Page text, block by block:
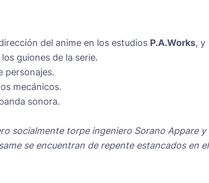
del anime en los estudios P.A.Works, y
guiones de la serie.
personajes.
mecánicos.
sonora.
socialmente torpe ingeniero Sorano Appare y
se encuentran de repente estancados en el